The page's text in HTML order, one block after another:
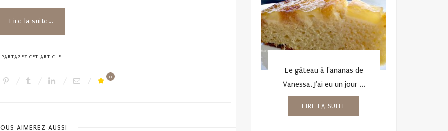
Lire la suite...
PARTAGEZ CET ARTICLE
0
AIMEREZ AUSSI
Le gâteau à l'ananas de
Vanessa. J'ai eu un jour ...
LIRE LA SUITE